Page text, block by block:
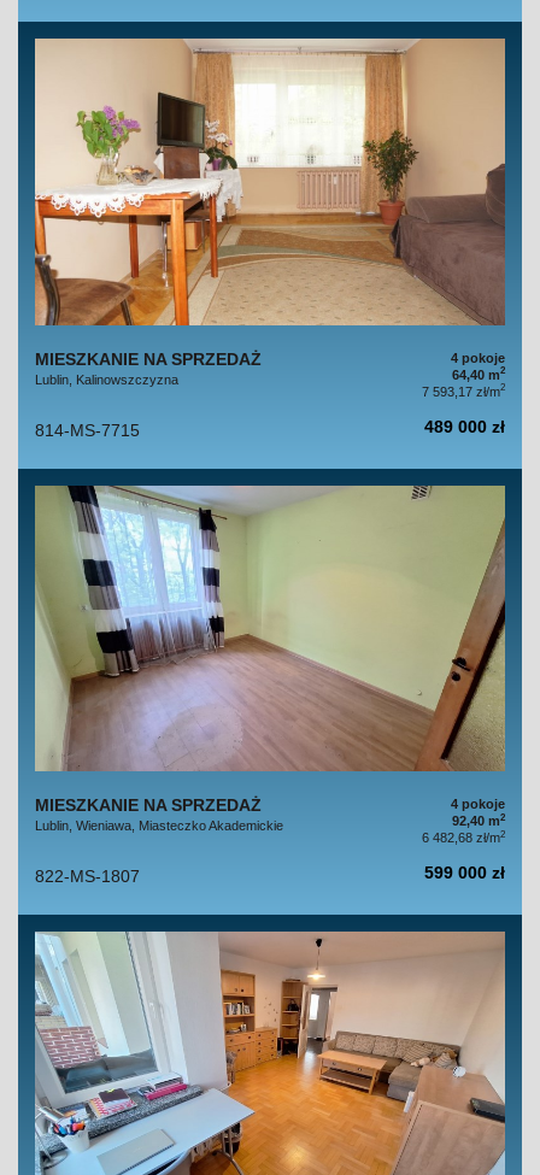
MIESZKANIE NA SPRZEDAŻ
Lublin, Kalinowszczyzna
4 pokoje
64,40 m2
7 593,17 zł/m2
814-MS-7715 489 000 zł
MIESZKANIE NA SPRZEDAŻ
Lublin, Wieniawa, Miasteczko Akademickie
4 pokoje
92,40 m2
6 482,68 zł/m2
822-MS-1807 599 000 zł